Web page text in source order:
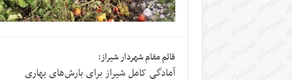
قائم مقام شهردار شیراز:
آمادگی کامل شیراز برای بارش‌های بهاری